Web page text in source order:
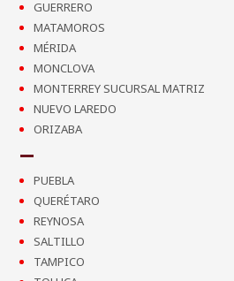
GUERRERO
MATAMOROS
MÉRIDA
MONCLOVA
MONTERREY SUCURSAL MATRIZ
NUEVO LAREDO
ORIZABA
PUEBLA
QUERÉTARO
REYNOSA
SALTILLO
TAMPICO